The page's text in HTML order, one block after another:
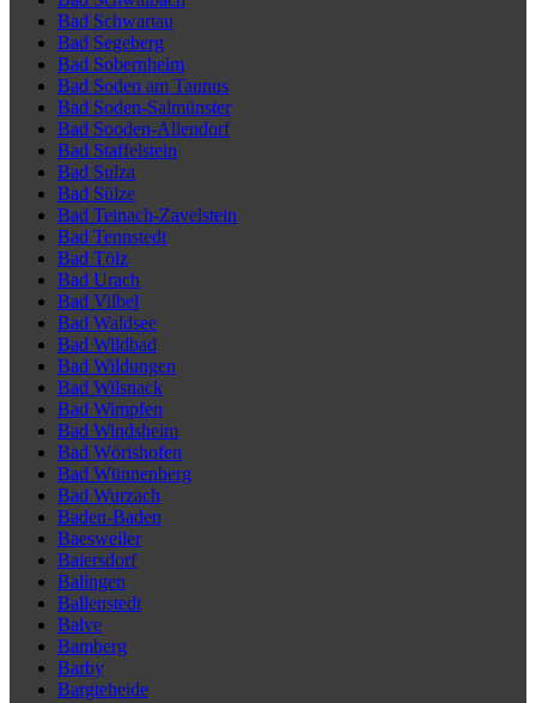
Bad Schwartau
Bad Segeberg
Bad Sobernheim
Bad Soden am Taunus
Bad Soden-Salmünster
Bad Sooden-Allendorf
Bad Staffelstein
Bad Sulza
Bad Sülze
Bad Teinach-Zavelstein
Bad Tennstedt
Bad Tölz
Bad Urach
Bad Vilbel
Bad Waldsee
Bad Wildbad
Bad Wildungen
Bad Wilsnack
Bad Wimpfen
Bad Windsheim
Bad Wörishofen
Bad Wünnenberg
Bad Wurzach
Baden-Baden
Baesweiler
Baiersdorf
Balingen
Ballenstedt
Balve
Bamberg
Barby
Bargteheide